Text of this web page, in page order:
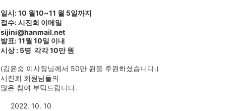
일시: 10 월10~11 월 5일까지
접수: 시진회 이메일
sijini@hanmail.net
발표: 11월 10일 이내
시상 : 5명 각각 10만 원
(김윤숭 이사장님께서 50만 원을 후원하셨습니다.)
시진회 회원님들의
많은 참여 부탁드립니다.
2022. 10. 10